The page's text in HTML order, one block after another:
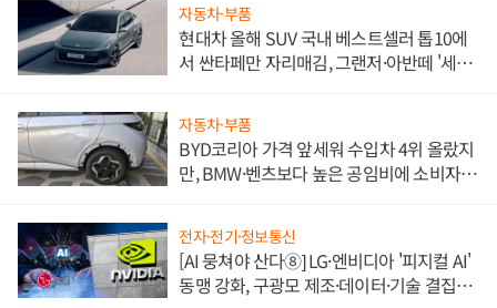
자동차·부품
현대차 올해 SUV 국내 베스트셀러 톱10에
서 싼타페만 자리매김, 그랜저·아반떼 '세단
자동차·부품
BYD코리아 가격 앞세워 수입차 4위 올랐지
만, BMW·벤츠보다 높은 공임비에 소비자
전자·전기·정보통신
[AI 뭉쳐야 산다⑧] LG·엔비디아 '피지컬 AI'
동맹 강화, 구광모 제조·데이터·기술 결집